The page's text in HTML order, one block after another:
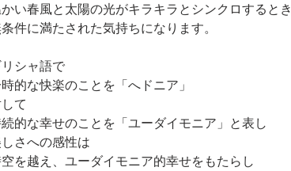
い春風と太陽の光がキラキラとシンクロするとき
件に満たされた気持ちになります。
シャ語で
的な快楽のことを「へドニア」
て
的な幸せのことを「ユーダイモニア」と表し
さへの感性は
を越え、ユーダイモニア的幸せをもたらし